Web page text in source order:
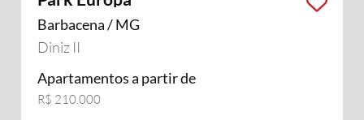
Barbacena / MG
Diniz II
Apartamentos a partir de
R$ 210.000